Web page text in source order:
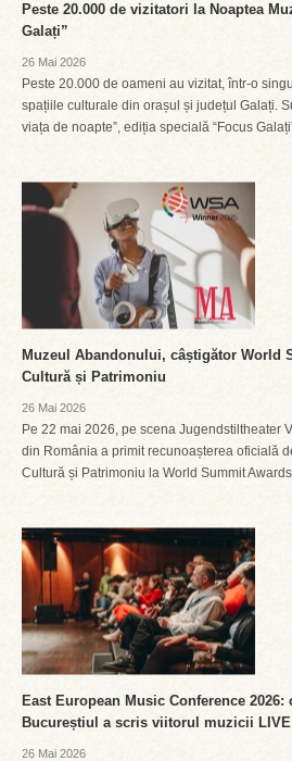
Peste 20.000 de vizitatori la Noaptea
Galați”
26 Mai 2026
Peste 20.000 de oameni au vizitat, într-o
spațiile culturale din orașul și județul Galați.
viața de noapte”, ediția specială “Focus
Muzeul Abandonului, câștigător World
Cultură și Patrimoniu
26 Mai 2026
Pe 22 mai 2026, pe scena Jugendstiltheater
din România a primit recunoașterea oficială
Cultură și Patrimoniu la World Summit
East European Music Conference
Bucureștiul a scris viitorul muzicii LIVE
26 Mai 2026